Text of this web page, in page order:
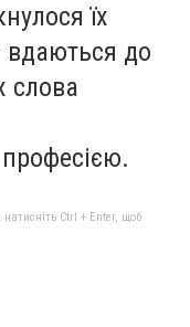
їх
вдаються до
слова
Ctrl + Enter, щоб